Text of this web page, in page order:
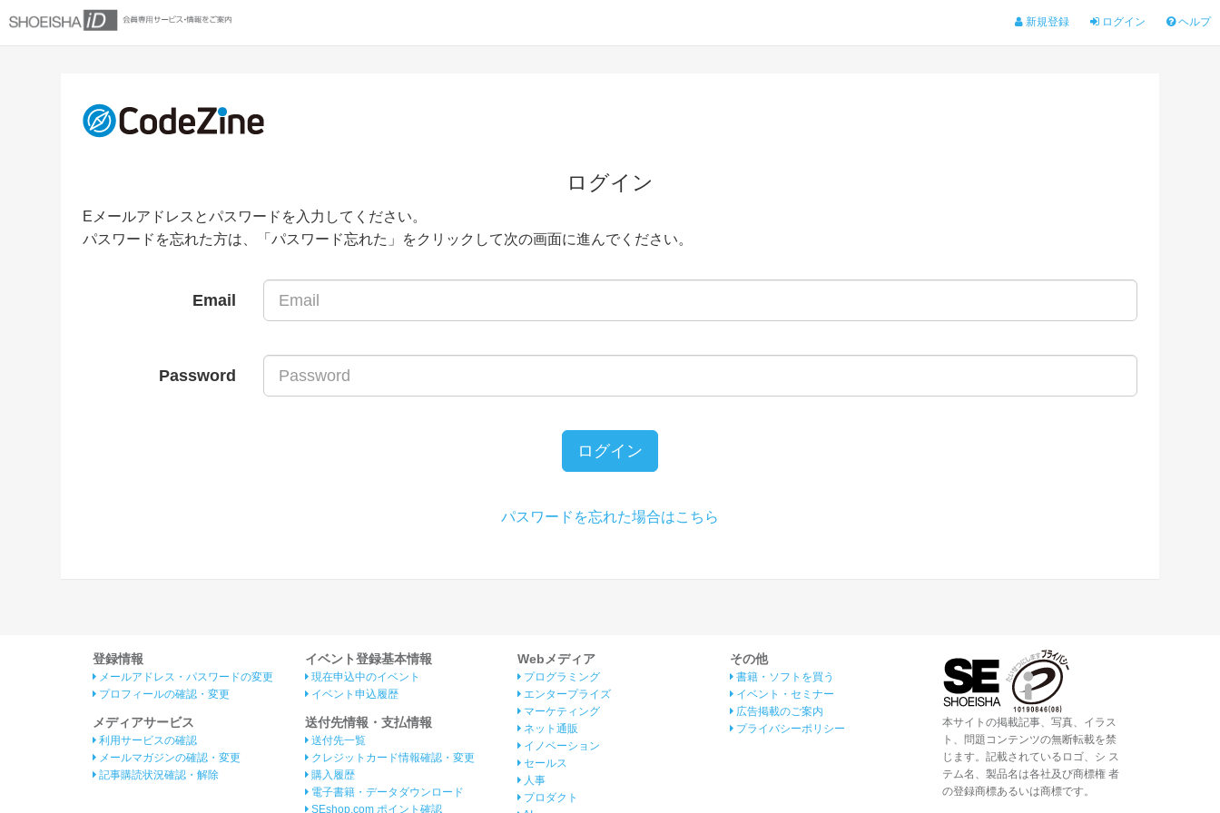
新規登録 ログイン ヘルプ
ログイン
Eメールアドレスとパスワードを入力してください。
パスワードを忘れた方は、「パスワード忘れた」をクリックして次の画面に進んでください。
Email
Password
ログイン
パスワードを忘れた場合はこちら
登録情報
メールアドレス・パスワードの変更
プロフィールの確認・変更
メディアサービス
利用サービスの確認
メールマガジンの確認・変更
記事購読状況確認・解除
イベント登録基本情報
現在申込中のイベント
イベント申込履歴
送付先情報・支払情報
送付先一覧
クレジットカード情報確認・変更
購入履歴
電子書籍・データダウンロード
SEshop.com ポイント確認
Webメディア
プログラミング
エンタープライズ
マーケティング
ネット通販
イノベーション
セールス
人事
プロダクト
その他
書籍・ソフトを買う
イベント・セミナー
広告掲載のご案内
プライバシーポリシー
本サイトの掲載記事、写真、イラス
ト、問題コンテンツの無断転載を禁
じます。記載されているロゴ、シ ス
テム名、製品名は各社及び商標権 者
の登録商標あるいは商標です。